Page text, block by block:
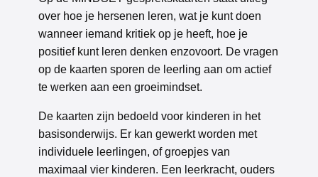
over hoe je hersenen leren, wat je kunt doen
wanneer iemand kritiek op je heeft, hoe je
positief kunt leren denken enzovoort. De vragen
op de kaarten sporen de leerling aan om actief
te werken aan een groeimindset.
De kaarten zijn bedoeld voor kinderen in het
basisonderwijs. Er kan gewerkt worden met
individuele leerlingen, of groepjes van
maximaal vier kinderen. Een leerkracht, ouders